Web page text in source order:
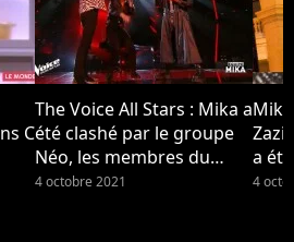
C
The Voice All Stars : Mika a
été clashé par le groupe
Néo, les membres du
groupe se disent "surpris"
4 octobre 2021
a
Néo
4